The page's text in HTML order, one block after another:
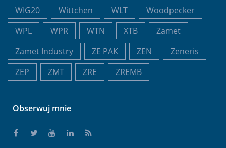
WIG20
Wittchen WLT
Woodpecker
WPL
WPR WTN XTB
Zamet
Zamet Industry
ZE PAK ZEN
Zeneris
ZEP
ZMT ZRE ZREMB
Obserwuj mnie